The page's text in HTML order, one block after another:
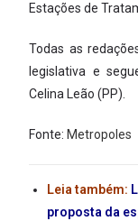
Estações de
Todas as
legislativa e
Celina Leão (PP).
Fonte: Metropoles
Leia também:
proposta da